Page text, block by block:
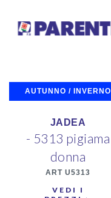
AUTUNNO / INVERNO
JADEA
- 5313 pigiama
donna
ART U5313
VEDI I